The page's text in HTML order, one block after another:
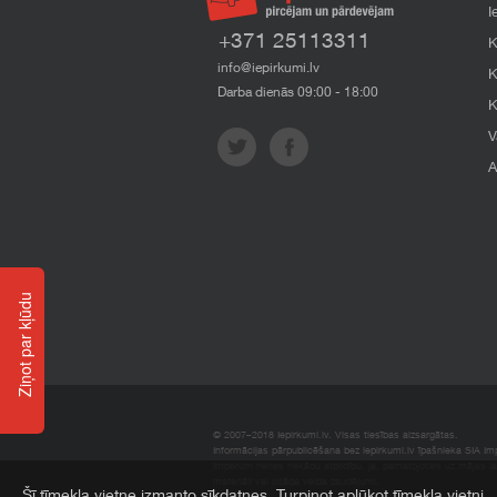
+371 25113311
info@iepirkumi.lv
Darba dienās 09:00 - 18:00
© 2007–2018 Iepirkumi.lv. Visas tiesības aizsargātas.
Informācijas pārpublicēšana bez iepirkumi.lv īpašnieka SIA
Ziņot par kļūdu